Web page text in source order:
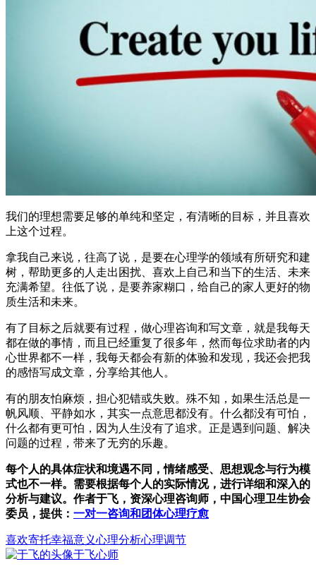
我们的理想需要足够的单纯和坚定，有清晰的目标，并且喜欢
上这个过程。
拿我自己来说，往高了说，是要在心理学的领域有所研究和建
树，帮助更多的人走出困扰、喜欢上自己和当下的生活、未来
充满希望。往低了说，是要养家糊口，给自己的家人更好的物
质生活和未来。
有了目标之后就要有过程，做心理咨询和写文章，就是我每天
都在做的事情，而且已经重复了很多年，然而每位求助者的内
心世界都不一样，我每天都会有新的体验和发现，我还会把我
的感悟写成文章，分享给其他人。
有的朋友怕麻烦，担心犯错或失败。殊不知，如果生活总是一
帆风顺、平静如水，其实一点意思都没有。什么都没有可怕，
什么都有更可怕，因为人生没有了追求。正是遇到问题、解决
问题的过程，带来了无穷的乐趣。
每个人的具体症状和境遇不同，情绪感受、思想观念与行为模
式也不一样。需要根据每个人的实际情况，进行详细和深入的
分析与建议。作者于飞，资深心理咨询师，中国心理卫生协会
委员，提供： 一对一咨询和团体心理疗愈
喜欢寄托幸福意义心理分析心理调节
于飞心师